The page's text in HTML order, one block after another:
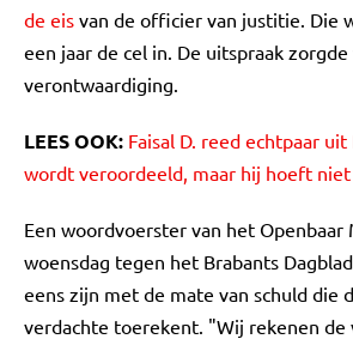
de eis van de officier van justitie. Die
een jaar de cel in. De uitspraak
verontwaardiging.
LEES OOK: Faisal D. reed echtpaar
wordt veroordeeld, maar hij hoeft
Een woordvoerster van het
woensdag tegen het Brabants
eens zijn met de mate van schuld die
verdachte toerekent. "Wij rekenen de